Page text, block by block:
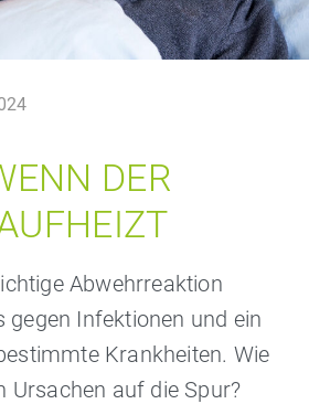
DER
Abwehrreaktion
gegen Infektionen und ein
Krankheiten. Wie
Ursachen auf die Spur?